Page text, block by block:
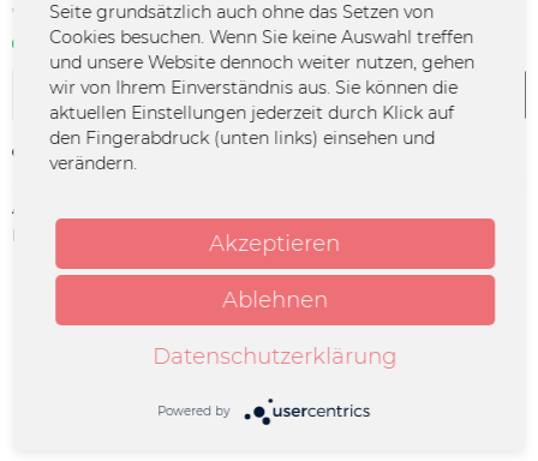
*inkl. MwSt. zzgl. Versandkosten
Sofort verfügbar | 3 - 4 Werktage
In den Warenkorb
Merken
Artikel-Nr.:
Herstellerinfo:
Merchcowboy GmbH & Co. KG
Friedrich-Ebert-Straße 7 | 48153
Münster |
support@merchcowboy.com
Album "Dance With Broken Bones" auf...mehr
Seite grundsätzlich auch ohne das Setzen von
Cookies besuchen. Wenn Sie keine Auswahl treffen
und unsere Website dennoch weiter nutzen, gehen
wir von Ihrem Einverständnis aus. Sie können die
aktuellen Einstellungen jederzeit durch Klick auf
den Fingerabdruck (unten links) einsehen und
verändern.
Akzeptieren
Ablehnen
Datenschutzerklärung
Powered by